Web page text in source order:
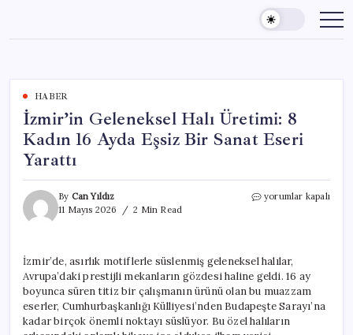
content
HABER
İzmir’in Geleneksel Halı Üretimi: 8
Kadın 16 Ayda Eşsiz Bir Sanat Eseri
Yarattı
By Can Yıldız
11 Mayıs 2026
2 Min Read
İzmir’in
Kadın
16
Ayda
Eşsiz
Bir
yorumlar kapalı
İzmir’de, asırlık motiflerle süslenmiş geleneksel halılar,
Avrupa’daki prestijli mekanların gözdesi haline geldi. 16 ay
boyunca süren titiz bir çalışmanın ürünü olan bu muazzam
eserler, Cumhurbaşkanlığı Külliyesi’nden Budapeşte Sarayı’na
kadar birçok önemli noktayı süslüyor. Bu özel halıların